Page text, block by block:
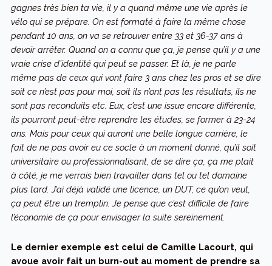
gagnes très bien ta vie, il y a quand même une vie après le
vélo qui se prépare. On est formaté à faire la même chose
pendant 10 ans, on va se retrouver entre 33 et 36-37 ans à
devoir arrêter. Quand on a connu que ça, je pense qu’il y a une
vraie crise d’identité qui peut se passer. Et là, je ne parle
même pas de ceux qui vont faire 3 ans chez les pros et se dire
soit ce n’est pas pour moi, soit ils n’ont pas les résultats, ils ne
sont pas reconduits etc. Eux, c’est une issue encore différente,
ils pourront peut-être reprendre les études, se former à 23-24
ans. Mais pour ceux qui auront une belle longue carrière, le
fait de ne pas avoir eu ce socle à un moment donné, qu’il soit
universitaire ou professionnalisant, de se dire ça, ça me plait
à côté, je me verrais bien travailler dans tel ou tel domaine
plus tard. J’ai déjà validé une licence, un DUT, ce qu’on veut,
ça peut être un tremplin. Je pense que c’est difficile de faire
l’économie de ça pour envisager la suite sereinement.
Le dernier exemple est celui de Camille Lacourt, qui
avoue avoir fait un burn-out au moment de prendre sa